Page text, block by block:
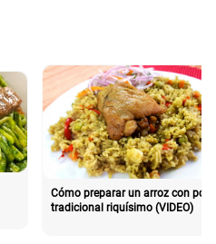
Cómo preparar un arroz con pollo
tradicional riquísimo (VIDEO)